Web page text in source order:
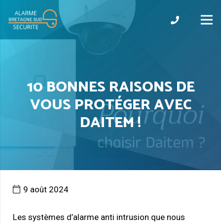
10 BONNES RAISONS DE
VOUS PROTÉGER AVEC
DAITEM !
9 août 2024
Les systèmes d’alarme anti intrusion que nous